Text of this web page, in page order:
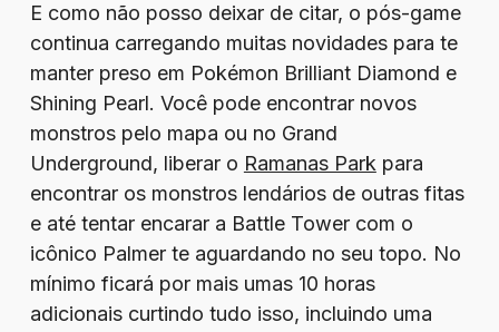
E como não posso deixar de citar, o pós-game
continua carregando muitas novidades para te
manter preso em Pokémon Brilliant Diamond e
Shining Pearl. Você pode encontrar novos
monstros pelo mapa ou no Grand
Underground, liberar o Ramanas Parkpara
encontrar os monstros lendários de outras fitas
e até tentar encarar a Battle Tower com o
icônico Palmer te aguardando no seu topo. No
mínimo ficará por mais umas 10 horas
adicionais curtindo tudo isso, incluindo uma